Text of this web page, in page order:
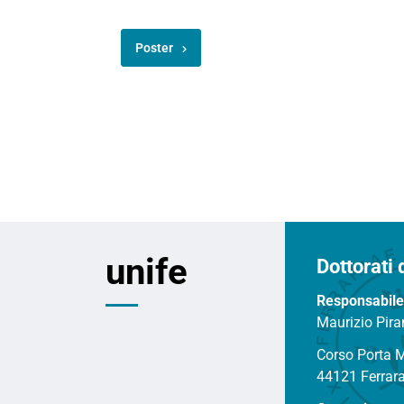
Poster
unife Dottorati
Maurizio
Corso Porta
44121